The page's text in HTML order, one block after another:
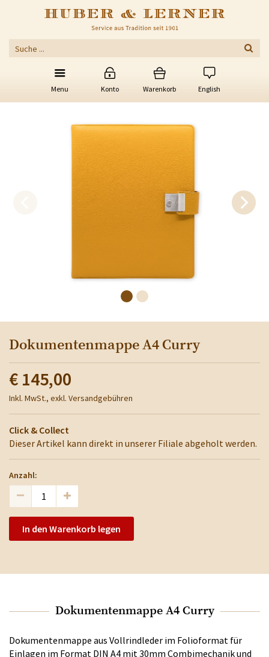
Menu Konto Warenkorb English
Dokumentenmappe A4 Curry
€ 145,00
Inkl. MwSt., exkl. Versandgebühren
Click & Collect
Dieser Artikel kann direkt in unserer Filiale abgeholt werden.
Anzahl:
In den Warenkorb legen
Dokumentenmappe A4 Curry
Dokumentenmappe aus Vollrindleder im Folioformat für
Einlagen im Format DIN A4 mit 30mm Combimechanik und